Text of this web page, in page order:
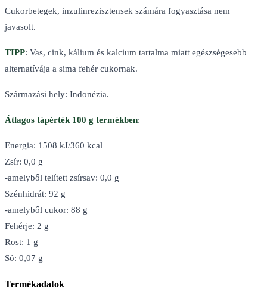
Cukorbetegek, inzulinrezisztensek számára fogyasztása nem
javasolt.
TIPP: Vas, cink, kálium és kalcium tartalma miatt egészségesebb
alternatívája a sima fehér cukornak.
Származási hely: Indonézia.
Átlagos tápérték 100 g termékben:
Energia: 1508 kJ/360 kcal
Zsír: 0,0 g
-amelyből telített zsírsav: 0,0 g
Szénhidrát: 92 g
-amelyből cukor: 88 g
Fehérje: 2 g
Rost: 1 g
Só: 0,07 g
Termékadatok